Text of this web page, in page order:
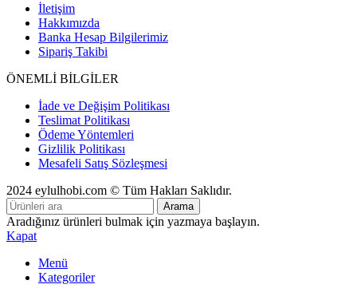
İletişim
Hakkımızda
Banka Hesap Bilgilerimiz
Sipariş Takibi
ÖNEMLİ BİLGİLER
İade ve Değişim Politikası
Teslimat Politikası
Ödeme Yöntemleri
Gizlilik Politikası
Mesafeli Satış Sözleşmesi
2024 eylulhobi.com © Tüm Hakları Saklıdır.
Arama
Aradığınız ürünleri bulmak için yazmaya başlayın.
Kapat
Menü
Kategoriler